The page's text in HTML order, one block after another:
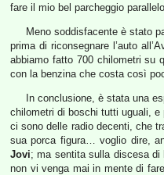
fare il mio bel parcheggio
Meno soddisfacente è stato
prima di riconsegnare l’auto
abbiamo fatto 700 chilometri su
con la benzina che costa così
In conclusione, è stata una
chilometri di boschi tutti uguali,
ci sono delle radio decenti, che
sua porca figura… voglio dire,
Jovi; ma sentita sulla discesa di
non vi venga mai in mente di